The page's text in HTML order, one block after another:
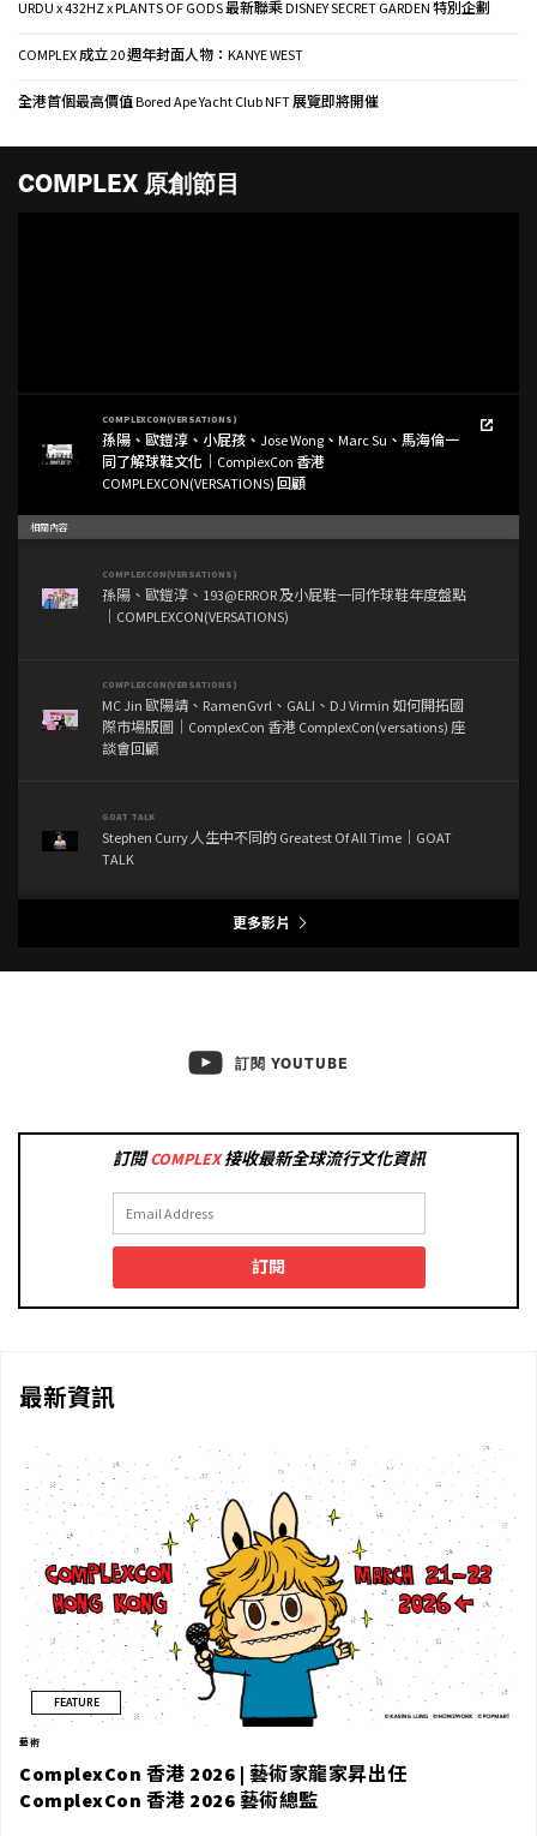
URDU x 432HZ x PLANTS OF GODS 最新聯乘 DISNEY SECRET GARDEN 特別企劃
COMPLEX 成立 20 週年封面人物：KANYE WEST
全港首個最高價值 Bored Ape Yacht Club NFT 展覽即將開催
COMPLEX 原創節目
COMPLEXCON(VERSATIONS)
孫陽、歐鎧淳、小屁孩、Jose Wong、Marc Su、馬海倫一
同了解球鞋文化｜ComplexCon 香港
COMPLEXCON(VERSATIONS) 回顧
相關內容
COMPLEXCON(VERSATIONS)
孫陽、歐鎧淳、193@ERROR 及小屁鞋一同作球鞋年度盤點
｜COMPLEXCON(VERSATIONS)
COMPLEXCON(VERSATIONS)
MC Jin 歐陽靖、RamenGvrl、GALI、DJ Virmin 如何開拓國
際市場版圖｜ComplexCon 香港 ComplexCon(versations) 座
談會回顧
GOAT TALK
Stephen Curry 人生中不同的 Greatest Of All Time｜GOAT
TALK
ROLLING LOUD 亞洲首站泰國之旅！直擊專訪亞洲嘻哈勢
LIFE AT COMPLEX
走進 G-SHOCK 期限店！與葛民輝、Brian JBS 深入解構 G-
SHOCK x 4A like Black 聯乘版 HEROIC KOGIANT | LIFE AT
COMPLEX
更多影片
訂閱 YOUTUBE
最新資訊
FEATURE
藝術
ComplexCon 香港 2026 | 藝術家龍家昇出任
ComplexCon 香港 2026 藝術總監
訂閱COMPLEX接收最新全球流行文化資訊
訂閱